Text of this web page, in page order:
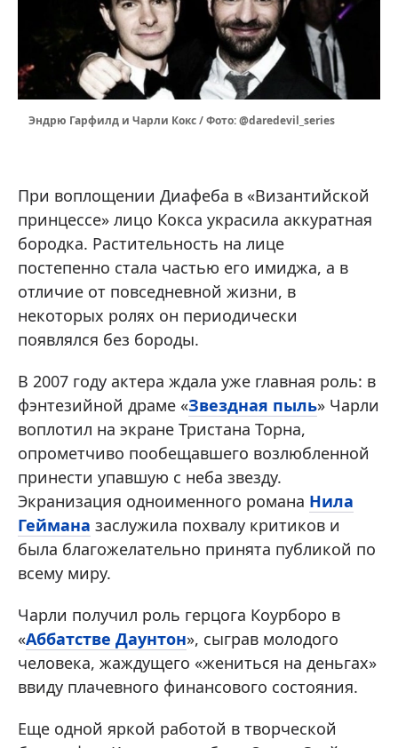
Эндрю Гарфилд и Чарли Кокс / Фото: @daredevil_series
При воплощении Диафеба в «Византийской
принцессе» лицо Кокса украсила аккуратная
бородка. Растительность на лице
постепенно стала частью его имиджа, а в
отличие от повседневной жизни, в
некоторых ролях он периодически
появлялся без бороды.
В 2007 году актера ждала уже главная роль: в
фэнтезийной драме «Звездная пыль» Чарли
воплотил на экране Тристана Торна,
опрометчиво пообещавшего возлюбленной
принести упавшую с неба звезду.
Экранизация одноименного романа Нила
Геймана заслужила похвалу критиков и
была благожелательно принята публикой по
всему миру.
Чарли получил роль герцога Коурборо в
«Аббатстве Даунтон», сыграв молодого
человека, жаждущего «жениться на деньгах»
ввиду плачевного финансового состояния.
Еще одной яркой работой в творческой